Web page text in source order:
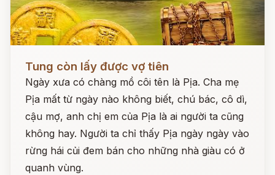
Tung còn lấy được vợ tiên
Ngày xưa có chàng mồ côi tên là Pịa. Cha mẹ
Pịa mất từ ngày nào không biết, chú bác, cô dì,
cậu mợ, anh chị em của Pịa là ai người ta cũng
không hay. Người ta chỉ thấy Pịa ngày ngày vào
rừng hái củi đem bán cho những nhà giàu có ở
quanh vùng.